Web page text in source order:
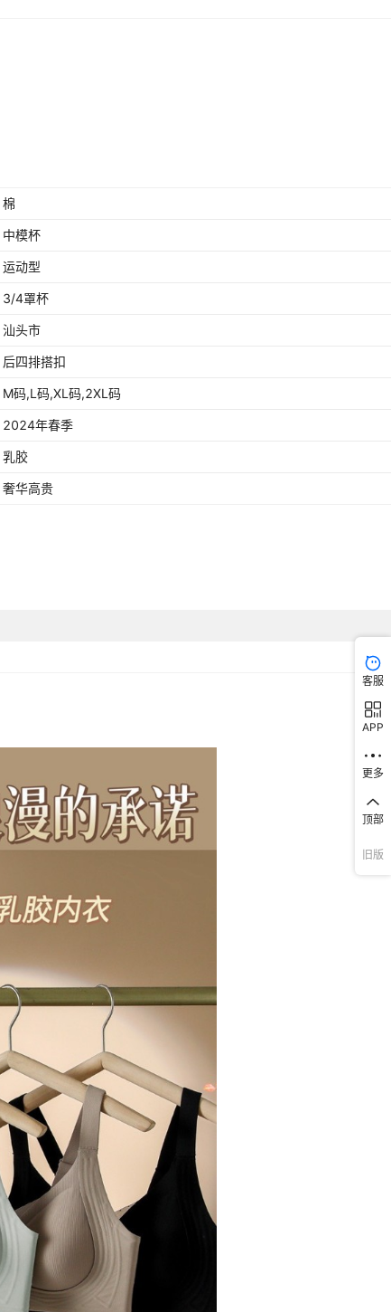
棉
中模杯
运动型
3/4罩杯
汕头市
后四排搭扣
M码,L码,XL码,2XL码
2024年春季
乳胶
奢华高贵
客服
APP
更多
顶部
旧版